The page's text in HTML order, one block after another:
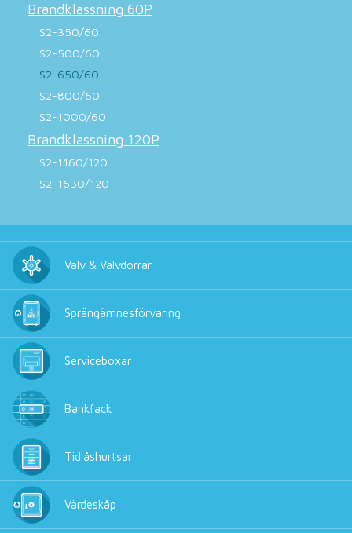
Brandklassning 60P
S2-350/60
S2-500/60
S2-650/60
S2-800/60
S2-1000/60
Brandklassning 120P
S2-1160/120
S2-1630/120
Valv & Valvdörrar
Sprängämnesförvaring
Serviceboxar
Bankfack
Tidlåshurtsar
Värdeskåp